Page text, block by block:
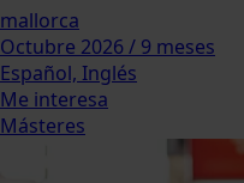
mallorca
Octubre 2026 / 9 meses
Español, Inglés
Me interesa
Másteres